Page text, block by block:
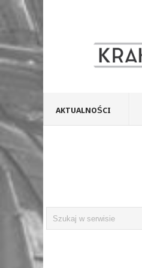
AKTUALNOŚCI